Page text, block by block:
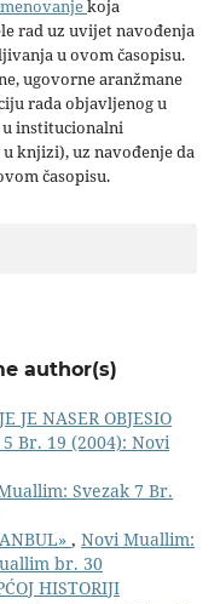
koja
rad uz uvijet navođenja
u ovom časopisu.
ugovorne aranžmane
rada objavljenog u
u institucionalni
knjizi), uz navođenje da
časopisu.
author(s)
JE NASER OBJESIO
Br. 19 (2004): Novi
Svezak 7 Br.
, Novi Muallim:
br. 30
HISTORIJI